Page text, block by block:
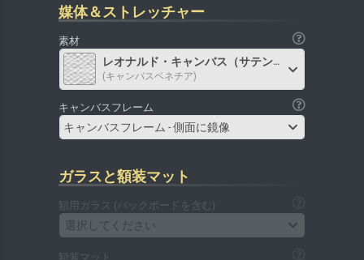
媒体＆ストレッチャー
素材
レオナルド・キャンバス（サテン）
(キャンバスベネチア)
キャンバスフレーム
キャンバスフレーム - 側面に鏡像
ガラスと額装マット
額用ガラス (バックボードを含む)
選択してください
額装マット